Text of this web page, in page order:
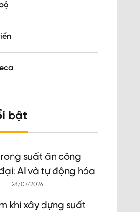
bật
suất ăn công
AI và tự động hóa
28/07/2026
khi xây dựng suất